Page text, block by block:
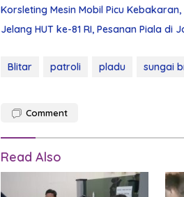
Korsleting Mesin Mobil Picu
Jelang HUT ke-81 RI, Pesanan Piala
Blitar patroli pladu sungai
Comment
Read Also